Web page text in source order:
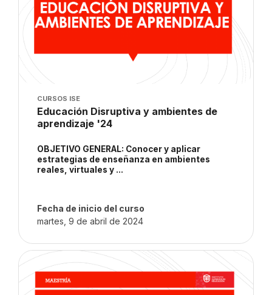
Imagen del curso
CURSOS ISE
Nombre del curso
Educación Disruptiva y ambientes de
aprendizaje '24
OBJETIVO GENERAL: Conocer y aplicar
estrategias de enseñanza en ambientes
reales, virtuales y ...
Fecha de inicio del curso
martes, 9 de abril de 2024
Imagen del curso" Diseño Curricular: aplicación de tests. '24